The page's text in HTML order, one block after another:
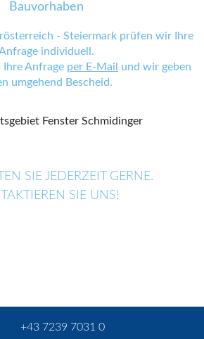
Bauvorhaben
- Steiermark prüfen wir Ihre
individuell.
Ihre Anfrage per E-Mail und wir geben
umgehend Bescheid.
SIE JEDERZEIT GERNE.
SIE UNS!
+43 7239 7031 0